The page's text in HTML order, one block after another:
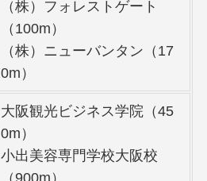
（株）フォレストゲート
（100m）
（株）ニューバンタン（17
0m）
大阪観光ビジネス学院（45
0m）
小出美容専門学校大阪校
（900m）